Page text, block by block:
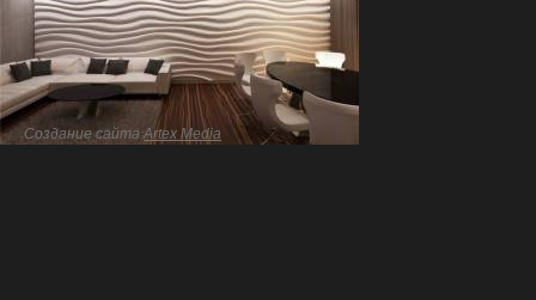
Создание сайтаArtex Media